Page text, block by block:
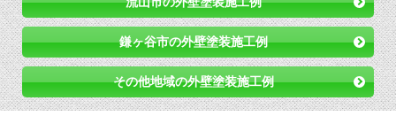
鎌ヶ谷市の外壁塗装施工例
その他地域の外壁塗装施工例